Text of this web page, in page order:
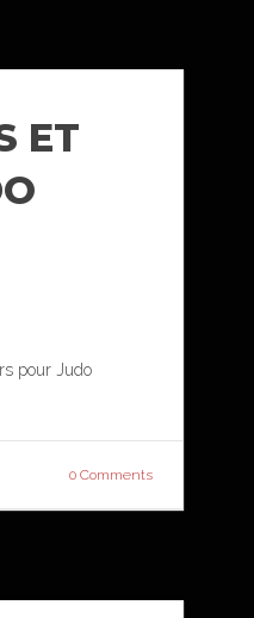
ET
pour Judo
0 Comments